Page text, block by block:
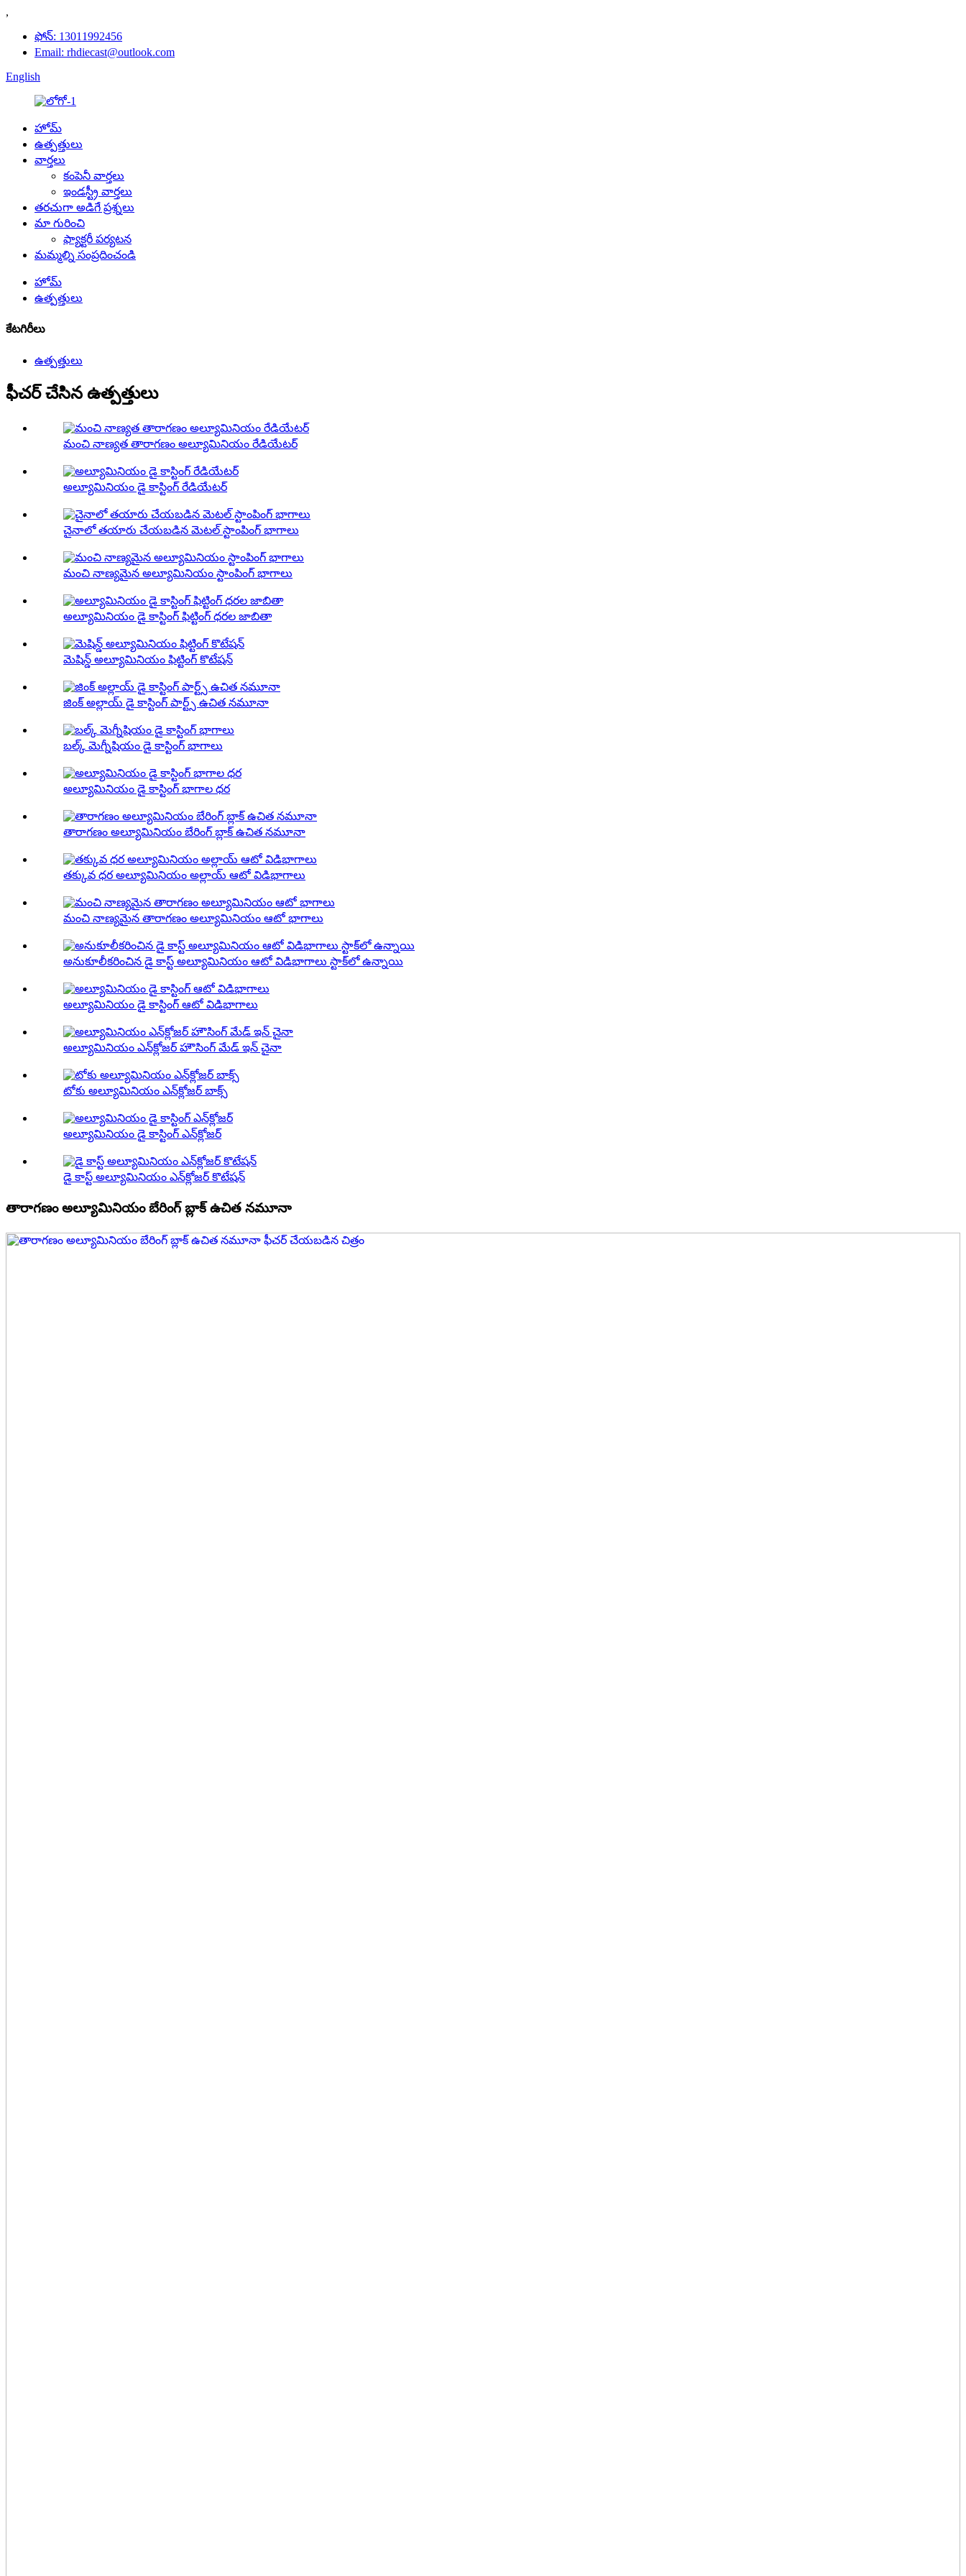
,
ఫోన్: 13011992456
Email: rhdiecast@outlook.com
English
హోమ్
ఉత్పత్తులు
వార్తలు
కంపెనీ వార్తలు
ఇండస్ట్రీ వార్తలు
తరచుగా అడిగే ప్రశ్నలు
మా గురించి
ఫ్యాక్టరీ పర్యటన
మమ్మల్ని సంప్రదించండి
హోమ్
ఉత్పత్తులు
కేటగిరీలు
ఉత్పత్తులు
ఫీచర్ చేసిన ఉత్పత్తులు
మంచి నాణ్యత తారాగణం అల్యూమినియం రేడియేటర్
అల్యూమినియం డై కాస్టింగ్ రేడియేటర్
చైనాలో తయారు చేయబడిన మెటల్ స్టాంపింగ్ భాగాలు
మంచి నాణ్యమైన అల్యూమినియం స్టాంపింగ్ భాగాలు
అల్యూమినియం డై కాస్టింగ్ ఫిట్టింగ్ ధరల జాబితా
మెషిన్డ్ అల్యూమినియం ఫిట్టింగ్ కొటేషన్
జింక్ అల్లాయ్ డై కాస్టింగ్ పార్ట్స్ ఉచిత నమూనా
బల్క్ మెగ్నీషియం డై కాస్టింగ్ భాగాలు
అల్యూమినియం డై కాస్టింగ్ భాగాల ధర
తారాగణం అల్యూమినియం బేరింగ్ బ్లాక్ ఉచిత నమూనా
తక్కువ ధర అల్యూమినియం అల్లాయ్ ఆటో విడిభాగాలు
మంచి నాణ్యమైన తారాగణం అల్యూమినియం ఆటో భాగాలు
అనుకూలీకరించిన డై కాస్ట్ అల్యూమినియం ఆటో విడిభాగాలు స్టాక్‌లో ఉన్నాయి
అల్యూమినియం డై కాస్టింగ్ ఆటో విడిభాగాలు
అల్యూమినియం ఎన్‌క్లోజర్ హౌసింగ్ మేడ్ ఇన్ చైనా
టోకు అల్యూమినియం ఎన్‌క్లోజర్ బాక్స్
అల్యూమినియం డై కాస్టింగ్ ఎన్‌క్లోజర్
డై కాస్ట్ అల్యూమినియం ఎన్‌క్లోజర్ కొటేషన్
తారాగణం అల్యూమినియం బేరింగ్ బ్లాక్ ఉచిత నమూనా